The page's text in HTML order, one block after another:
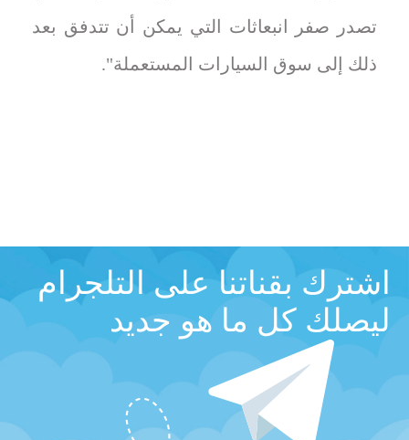
تصدر صفر انبعاثات التي يمكن أن تتدفق بعد
ذلك إلى سوق السيارات المستعملة".
اشترك بقناتنا على التلجرام
ليصلك كل ما هو جديد